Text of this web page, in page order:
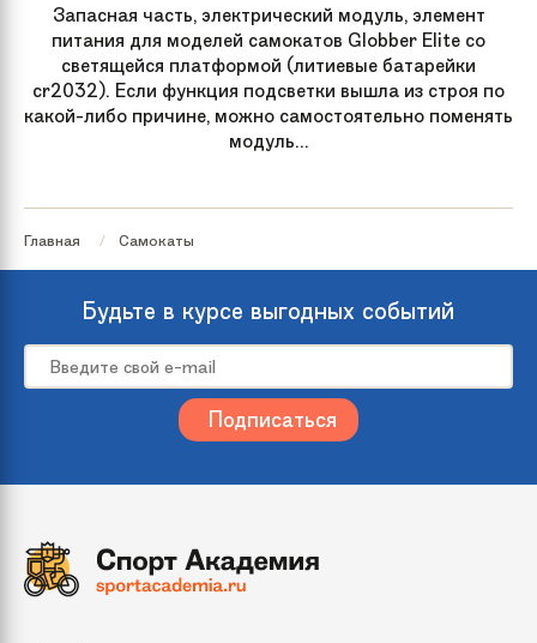
Запасная часть, электрический модуль, элемент
питания для моделей самокатов Globber Elite со
светящейся платформой (литиевые батарейки
cr2032). Если функция подсветки вышла из строя по
какой-либо причине, можно самостоятельно поменять
модуль...
Главная Самокаты
Будьте в курсе выгодных событий